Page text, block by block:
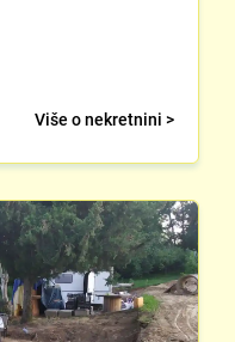
Više o nekretnini >